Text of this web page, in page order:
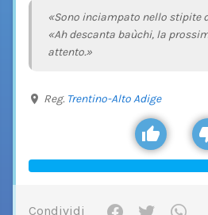
«Sono inciampato nello stipite
«Ah descanta baùchi, la
attento.»
Reg. Trentino-Alto Adige
Condividi